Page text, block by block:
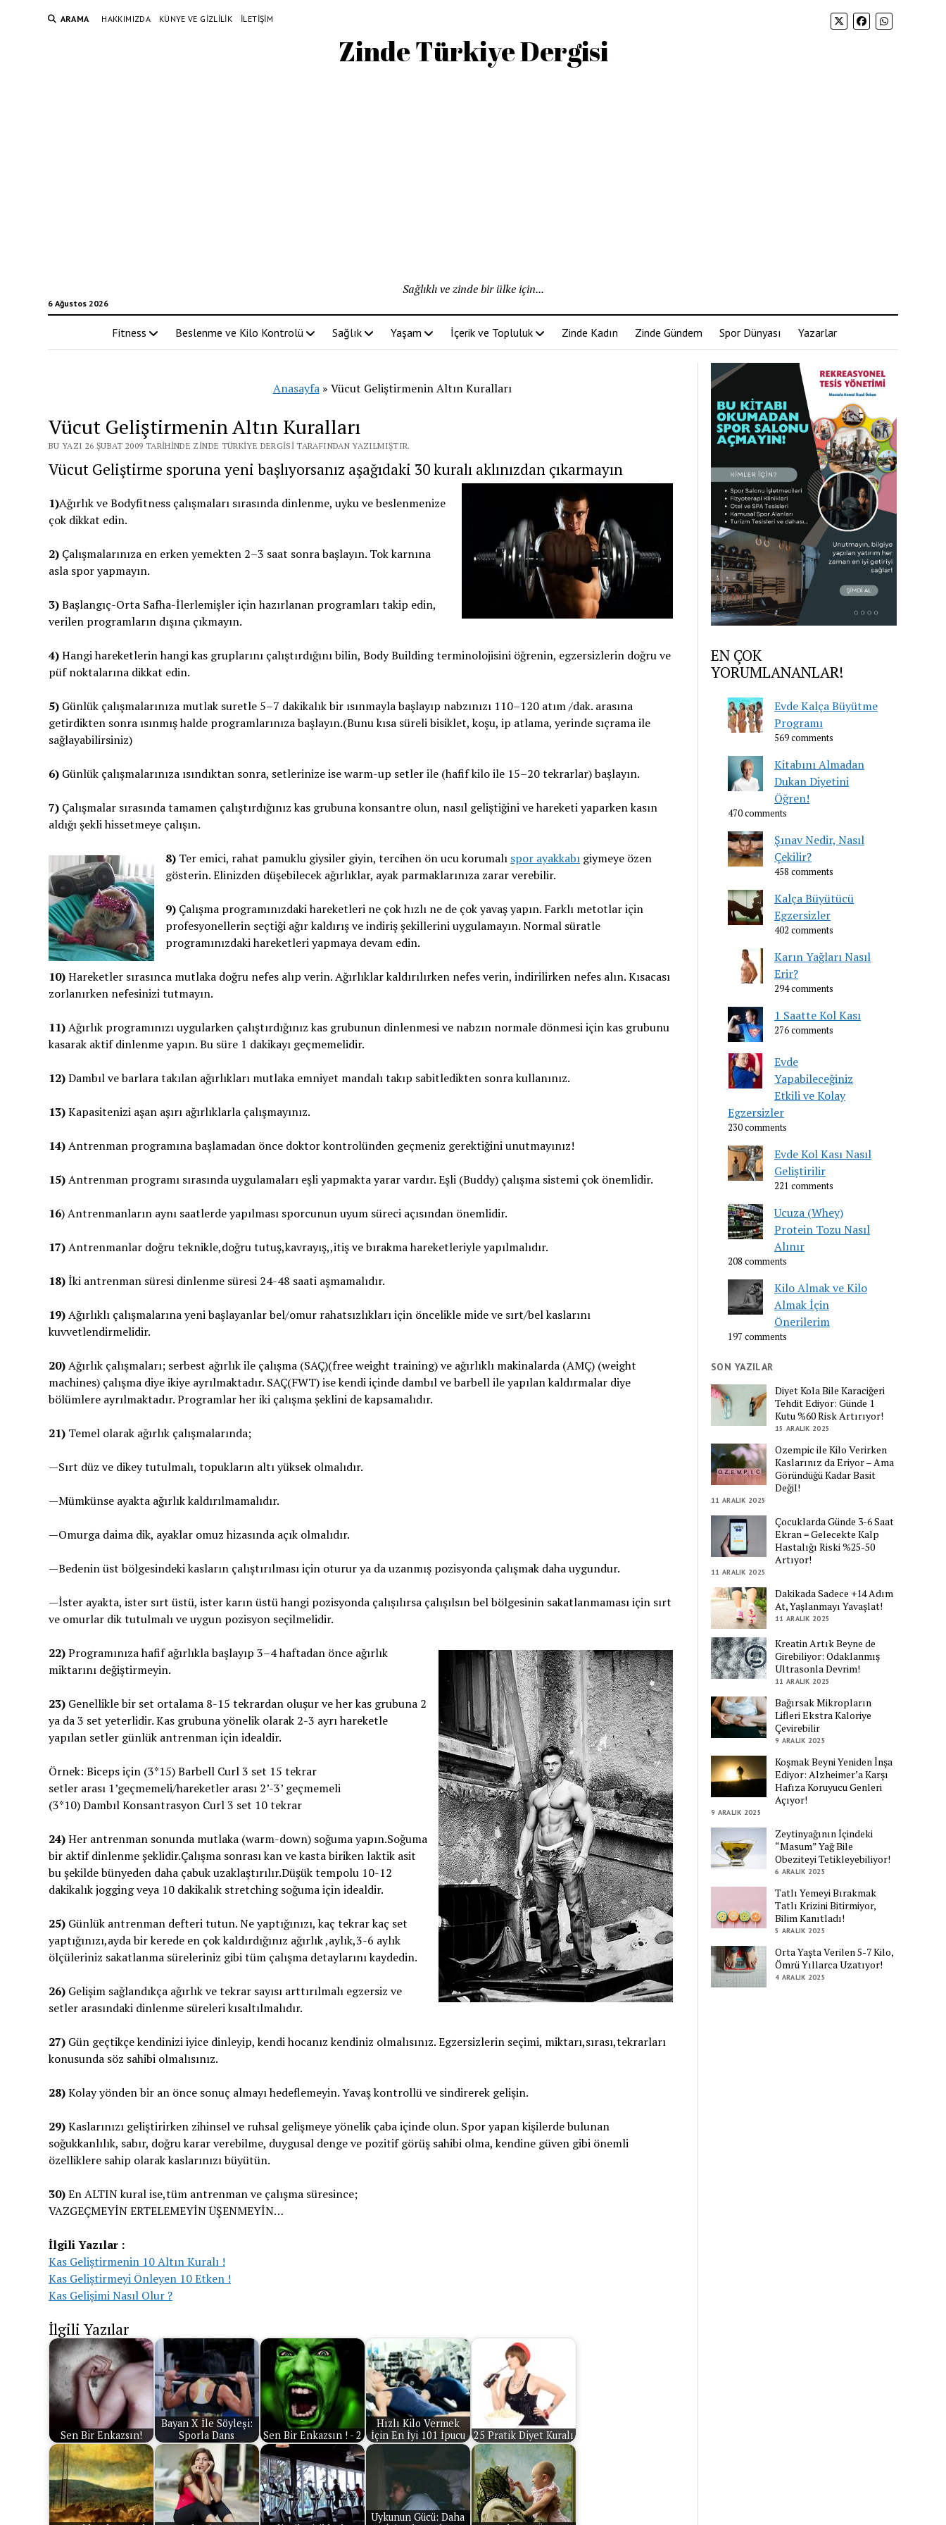
ARAMA HAKKIMIZDA KÜNYE VE GIZLILIK İLETIŞIM
Zinde Türkiye Dergisi
6 Ağustos 2026
Sağlıklı ve zinde bir ülke için...
Fitness Beslenme ve Kilo Kontrolü Sağlık Yaşam İçerik ve Topluluk Zinde Kadın Zinde Gündem Spor Dünyası Yazarlar
Anasayfa» Vücut Geliştirmenin Altın Kuralları
Vücut Geliştirmenin Altın Kuralları
BU YAZI 26 ŞUBAT 2009 TARIHINDE ZINDE TÜRKIYE DERGISI TARAFINDAN YAZILMIŞTIR.
Vücut Geliştirme sporuna yeni başlıyorsanız aşağıdaki 30 kuralı aklınızdan çıkarmayın
1)Ağırlık ve Bodyfitness çalışmaları sırasında dinlenme, uyku ve beslenmenize
çok dikkat edin.
2)Çalışmalarınıza en erken yemekten 2–3 saat sonra başlayın. Tok karnına
asla spor yapmayın.
3)Başlangıç-Orta Safha-İlerlemişler için hazırlanan programları takip edin,
verilen programların dışına çıkmayın.
4)Hangi hareketlerin hangi kas gruplarını çalıştırdığını bilin, Body Building terminolojisini öğrenin, egzersizlerin doğru ve
püf noktalarına dikkat edin.
5)Günlük çalışmalarınıza mutlak suretle 5–7 dakikalık bir ısınmayla başlayıp nabzınızı 110–120 atım /dak. arasına
getirdikten sonra ısınmış halde programlarınıza başlayın.(Bunu kısa süreli bisiklet, koşu, ip atlama, yerinde sıçrama ile
sağlayabilirsiniz)
6)Günlük çalışmalarınıza ısındıktan sonra, setlerinize ise warm-up setler ile (hafif kilo ile 15–20 tekrarlar) başlayın.
7)Çalışmalar sırasında tamamen çalıştırdığınız kas grubuna konsantre olun, nasıl geliştiğini ve hareketi yaparken kasın
aldığı şekli hissetmeye çalışın.
8)Ter emici, rahat pamuklu giysiler giyin, tercihen ön ucu korumalı spor ayakkabıgiymeye özen
gösterin. Elinizden düşebilecek ağırlıklar, ayak parmaklarınıza zarar verebilir.
9)Çalışma programınızdaki hareketleri ne çok hızlı ne de çok yavaş yapın. Farklı metotlar için
profesyonellerin seçtiği ağır kaldırış ve indiriş şekillerini uygulamayın. Normal süratle
programınızdaki hareketleri yapmaya devam edin.
10)Hareketler sırasınca mutlaka doğru nefes alıp verin. Ağırlıklar kaldırılırken nefes verin, indirilirken nefes alın. Kısacası
zorlanırken nefesinizi tutmayın.
11)Ağırlık programınızı uygularken çalıştırdığınız kas grubunun dinlenmesi ve nabzın normale dönmesi için kas grubunu
kasarak aktif dinlenme yapın. Bu süre 1 dakikayı geçmemelidir.
12)Dambıl ve barlara takılan ağırlıkları mutlaka emniyet mandalı takıp sabitledikten sonra kullanınız.
13)Kapasitenizi aşan aşırı ağırlıklarla çalışmayınız.
14)Antrenman programına başlamadan önce doktor kontrolünden geçmeniz gerektiğini unutmayınız!
15)Antrenman programı sırasında uygulamaları eşli yapmakta yarar vardır. Eşli (Buddy) çalışma sistemi çok önemlidir.
16) Antrenmanların aynı saatlerde yapılması sporcunun uyum süreci açısından önemlidir.
17)Antrenmanlar doğru teknikle,doğru tutuş,kavrayış,,itiş ve bırakma hareketleriyle yapılmalıdır.
18)İki antrenman süresi dinlenme süresi 24-48 saati aşmamalıdır.
19)Ağırlıklı çalışmalarına yeni başlayanlar bel/omur rahatsızlıkları için öncelikle mide ve sırt/bel kaslarını
kuvvetlendirmelidir.
20)Ağırlık çalışmaları; serbest ağırlık ile çalışma (SAÇ)(free weight training) ve ağırlıklı makinalarda (AMÇ) (weight
machines) çalışma diye ikiye ayrılmaktadır. SAÇ(FWT) ise kendi içinde dambıl ve barbell ile yapılan kaldırmalar diye
bölümlere ayrılmaktadır. Programlar her iki çalışma şeklini de kapsamalıdır.
21)Temel olarak ağırlık çalışmalarında;
—Sırt düz ve dikey tutulmalı, topukların altı yüksek olmalıdır.
—Mümkünse ayakta ağırlık kaldırılmamalıdır.
—Omurga daima dik, ayaklar omuz hizasında açık olmalıdır.
—Bedenin üst bölgesindeki kasların çalıştırılması için oturur ya da uzanmış pozisyonda çalışmak daha uygundur.
—İster ayakta, ister sırt üstü, ister karın üstü hangi pozisyonda çalışılırsa çalışılsın bel bölgesinin sakatlanmaması için sırt
ve omurlar dik tutulmalı ve uygun pozisyon seçilmelidir.
22)Programınıza hafif ağırlıkla başlayıp 3–4 haftadan önce ağırlık
miktarını değiştirmeyin.
23)Genellikle bir set ortalama 8-15 tekrardan oluşur ve her kas grubuna 2
ya da 3 set yeterlidir. Kas grubuna yönelik olarak 2-3 ayrı hareketle
yapılan setler günlük antrenman için idealdir.
Örnek: Biceps için (3*15) Barbell Curl 3 set 15 tekrar
setler arası 1’geçmemeli/hareketler arası 2’-3’ geçmemeli
(3*10) Dambıl Konsantrasyon Curl 3 set 10 tekrar
24)Her antrenman sonunda mutlaka (warm-down) soğuma yapın.Soğuma
bir aktif dinlenme şeklidir.Çalışma sonrası kan ve kasta biriken laktik asit
bu şekilde bünyeden daha çabuk uzaklaştırılır.Düşük tempolu 10-12
dakikalık jogging veya 10 dakikalık stretching soğuma için idealdir.
25)Günlük antrenman defteri tutun. Ne yaptığınızı, kaç tekrar kaç set
yaptığınızı,ayda bir kerede en çok kaldırdığınız ağırlık ,aylık,3-6 aylık
ölçüleriniz sakatlanma süreleriniz gibi tüm çalışma detaylarını kaydedin.
26)Gelişim sağlandıkça ağırlık ve tekrar sayısı arttırılmalı egzersiz ve
setler arasındaki dinlenme süreleri kısaltılmalıdır.
27)Gün geçtikçe kendinizi iyice dinleyip, kendi hocanız kendiniz olmalısınız. Egzersizlerin seçimi, miktarı,sırası,tekrarları
konusunda söz sahibi olmalısınız.
28)Kolay yönden bir an önce sonuç almayı hedeflemeyin. Yavaş kontrollü ve sindirerek gelişin.
29)Kaslarınızı geliştirirken zihinsel ve ruhsal gelişmeye yönelik çaba içinde olun. Spor yapan kişilerde bulunan
soğukkanlılık, sabır, doğru karar verebilme, duygusal denge ve pozitif görüş sahibi olma, kendine güven gibi önemli
özelliklere sahip olarak kaslarınızı büyütün.
30)En ALTIN kural ise,tüm antrenman ve çalışma süresince;
VAZGEÇMEYİN ERTELEMEYİN ÜŞENMEYİN…
İlgili Yazılar :
Kas Geliştirmenin 10 Altın Kuralı !
Kas Geliştirmeyi Önleyen 10 Etken !
Kas Gelişimi Nasıl Olur ?
İlgili Yazılar
Sen Bir Enkazsın!
Bayan X İle Söyleşi:
Sporla Dans
Sen Bir Enkazsın ! - 2
Hızlı Kilo Vermek
İçin En İyi 101 İpucu
25 Pratik Diyet Kuralı
Uykunun Gücü: Daha
EN ÇOK
YORUMLANANLAR!
Evde Kalça Büyütme
Programı
569 comments
Kitabını Almadan
Dukan Diyetini
Öğren!
470 comments
Şınav Nedir, Nasıl
Çekilir?
458 comments
Kalça Büyütücü
Egzersizler
402 comments
Karın Yağları Nasıl
Erir?
294 comments
1 Saatte Kol Kası
276 comments
Evde
Yapabileceğiniz
Etkili ve Kolay
Egzersizler
230 comments
Evde Kol Kası Nasıl
Geliştirilir
221 comments
Ucuza (Whey)
Protein Tozu Nasıl
Alınır
208 comments
Kilo Almak ve Kilo
Almak İçin
Önerilerim
197 comments
SON YAZILAR
Diyet Kola Bile Karaciğeri
Tehdit Ediyor: Günde 1
Kutu %60 Risk Artırıyor!
15 ARALIK 2025
Ozempic ile Kilo Verirken
Kaslarınız da Eriyor – Ama
Göründüğü Kadar Basit
Değil!
11 ARALIK 2025
Çocuklarda Günde 3-6 Saat
Ekran = Gelecekte Kalp
Hastalığı Riski %25-50
Artıyor!
11 ARALIK 2025
Dakikada Sadece +14 Adım
At, Yaşlanmayı Yavaşlat!
11 ARALIK 2025
Kreatin Artık Beyne de
Girebiliyor: Odaklanmış
Ultrasonla Devrim!
11 ARALIK 2025
Bağırsak Mikropların
Lifleri Ekstra Kaloriye
Çevirebilir
9 ARALIK 2025
Koşmak Beyni Yeniden İnşa
Ediyor: Alzheimer’a Karşı
Hafıza Koruyucu Genleri
Açıyor!
9 ARALIK 2025
Zeytinyağının İçindeki
“Masum” Yağ Bile
Obeziteyi Tetikleyebiliyor!
6 ARALIK 2025
Tatlı Yemeyi Bırakmak
Tatlı Krizini Bitirmiyor,
Bilim Kanıtladı!
5 ARALIK 2025
Orta Yaşta Verilen 5-7 Kilo,
Ömrü Yıllarca Uzatıyor!
4 ARALIK 2025